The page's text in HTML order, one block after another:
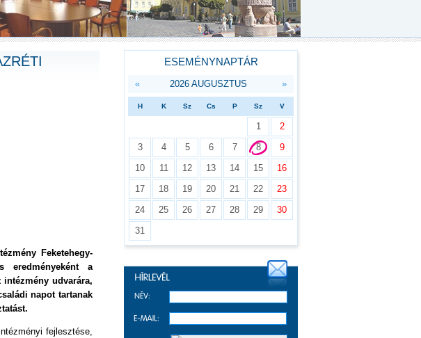
Feketehegy-
eredményeként a
udvarára,
napot tartanak
fejlesztése,
ESEMÉNYNAPTÁR
« 2026 AUGUSZTUS »
H K Sz Cs P Sz V
1
2
3
4 5 6 7 8
9
10
11 12 13 14 15
16
17
18 19 20 21 22
23
24
25 26 27 28 29
30
31